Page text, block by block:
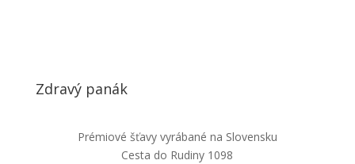
Zdravý panák
Prémiové šťavy vyrábané na Slovensku
Cesta do Rudiny 1098